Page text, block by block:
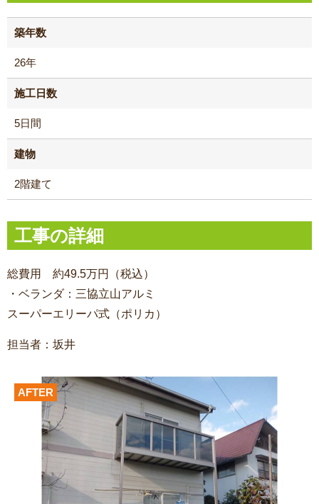
築年数
26年
施工日数
5日間
建物
2階建て
工事の詳細
総費用 約49.5万円（税込）
・ベランダ：三協立山アルミ
スーパーエリーパ式（ポリカ）
担当者：坂井
AFTER